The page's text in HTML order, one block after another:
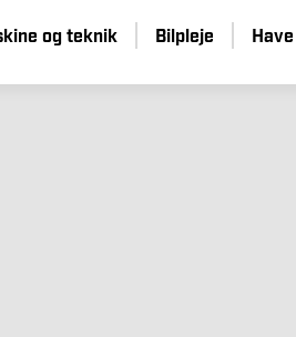
og teknik Bilpleje Have